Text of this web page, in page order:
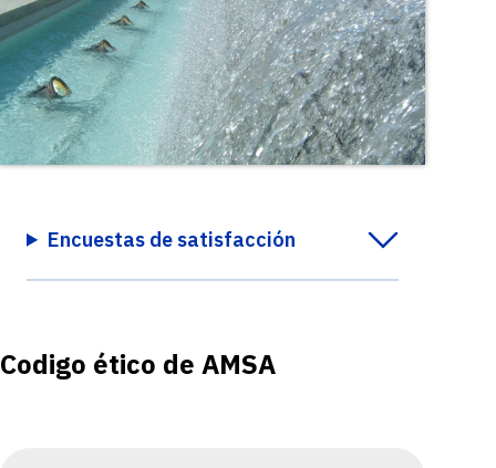
Encuestas de satisfacción
Codigo ético de AMSA